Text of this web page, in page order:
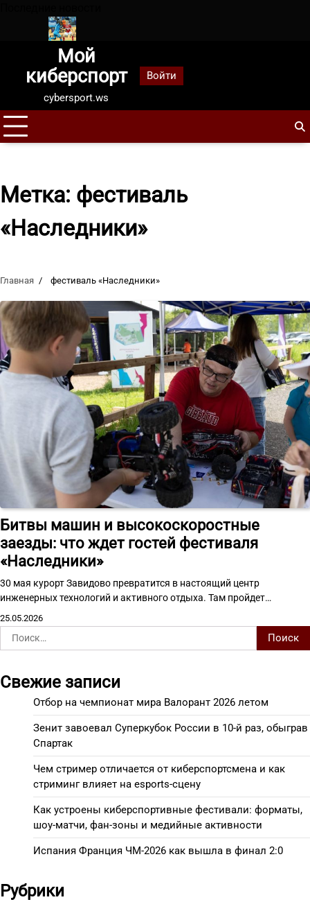
содержанию
Зенит завоевал Суперкубок России в 10-й раз,
Мой
киберспорт
cybersport.ws
Войти
Метка: фестиваль
«Наследники»
Главная фестиваль «Наследники»
Битвы машин и высокоскоростные
заезды: что ждет гостей фестиваля
«Наследники»
30 мая курорт Завидово превратится в настоящий центр
инженерных технологий и активного отдыха. Там пройдет…
25.05.2026
Найти:
Свежие записи
Отбор на чемпионат мира Валорант 2026 летом
Зенит завоевал Суперкубок России в 10-й раз, обыграв
Спартак
Чем стример отличается от киберспортсмена и как
стриминг влияет на esports-сцену
Как устроены киберспортивные фестивали: форматы,
шоу-матчи, фан-зоны и медийные активности
Испания Франция ЧМ-2026 как вышла в финал 2:0
Рубрики